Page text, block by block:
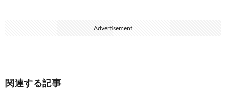
Advertisement
関連する記事